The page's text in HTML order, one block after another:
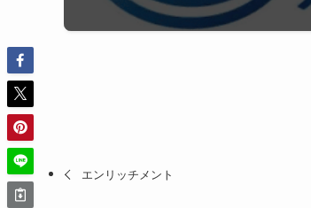
エンリッチメント